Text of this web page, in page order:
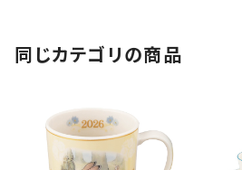
同じカテゴリの商品